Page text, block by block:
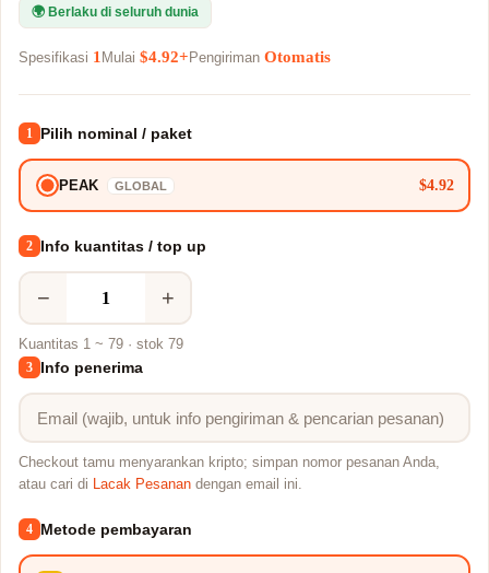
🌍 Berlaku di seluruh dunia
Spesifikasi 1 Mulai $4.92+ Pengiriman Otomatis
1 Pilih nominal / paket
PEAK GLOBAL $4.92
2 Info kuantitas / top up
− +
Kuantitas 1 ~ 79 · stok 79
3 Info penerima
Checkout tamu menyarankan kripto; simpan nomor pesanan Anda,
atau cari di Lacak Pesanan dengan email ini.
4 Metode pembayaran